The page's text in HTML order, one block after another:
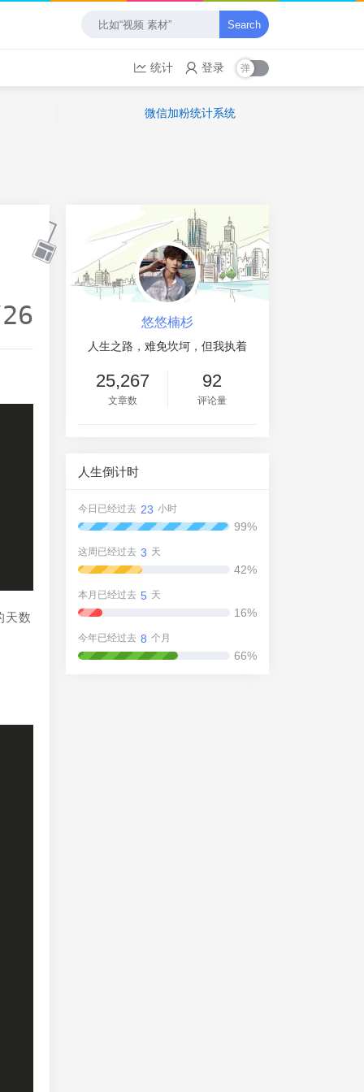
Search
统计 登录
微信加粉统计系统
天数
悠悠楠杉
人生之路，难免坎坷，但我执着
25,267
文章数
92
评论量
人生倒计时
今日已经过去 23 小时
99%
这周已经过去 3 天
42%
本月已经过去 5 天
16%
今年已经过去 8 个月
66%